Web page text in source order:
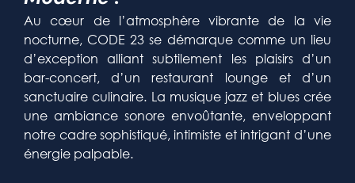
Au cœur de l’atmosphère vibrante de la vie
nocturne, CODE 23 se démarque comme un lieu
d’exception alliant subtilement les plaisirs d’un
bar-concert, d’un restaurant lounge et d’un
sanctuaire culinaire. La musique jazz et blues crée
une ambiance sonore envoûtante, enveloppant
notre cadre sophistiqué, intimiste et intrigant d’une
énergie palpable.